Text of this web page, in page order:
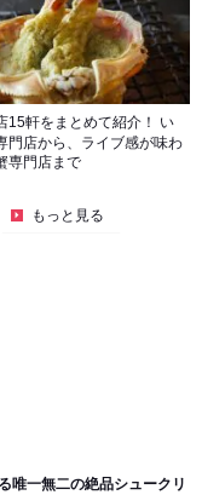
15軒をまとめて紹介！ い
門店から、ライブ感が味わ
専門店まで
もっと見る
唯一無二の絶品シュークリ